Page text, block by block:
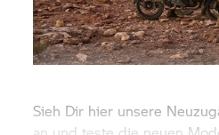
Sieh Dir hier unsere